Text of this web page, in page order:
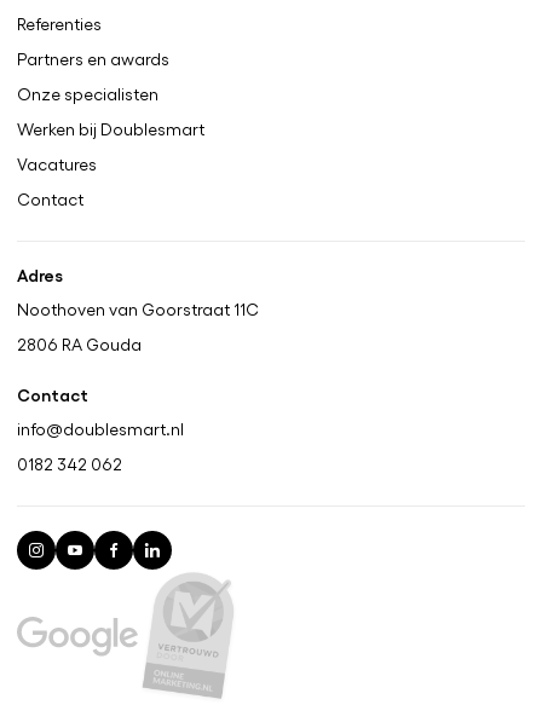
Referenties
Partners en awards
Onze specialisten
Werken bij Doublesmart
Vacatures
Contact
Adres
Noothoven van Goorstraat 11C
2806 RA Gouda
Contact
info@doublesmart.nl
0182 342 062